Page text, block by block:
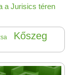
a Jurisics téren
Kőszeg